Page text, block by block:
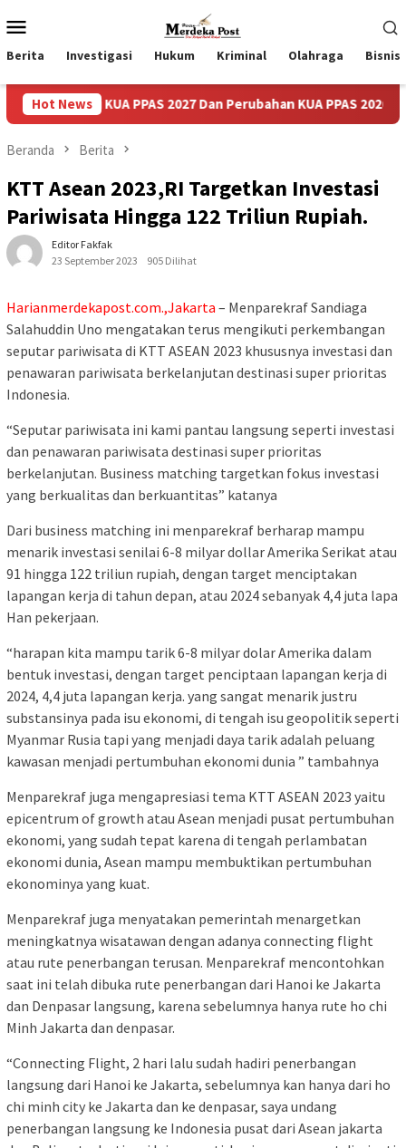
ke
kontenMobile
Berita Investigasi Hukum Kriminal Olahraga Bisnis
Hot News
PPAS 2027 Dan Perubahan KUA PPAS 2026 Pasca
Beranda Berita
KTT Asean 2023,RI Targetkan Investasi
Pariwisata Hingga 122 Triliun Rupiah.
Editor Fakfak
23 September 2023
905 Dilihat
Harianmerdekapost.com.,Jakarta – Menparekraf Sandiaga
Salahuddin Uno mengatakan terus mengikuti perkembangan
seputar pariwisata di KTT ASEAN 2023 khususnya investasi dan
penawaran pariwisata berkelanjutan destinasi super prioritas
Indonesia.
“Seputar pariwisata ini kami pantau langsung seperti investasi
dan penawaran pariwisata destinasi super prioritas
berkelanjutan. Business matching targetkan fokus investasi
yang berkualitas dan berkuantitas” katanya
Dari business matching ini menparekraf berharap mampu
menarik investasi senilai 6-8 milyar dollar Amerika Serikat atau
91 hingga 122 triliun rupiah, dengan target menciptakan
lapangan kerja di tahun depan, atau 2024 sebanyak 4,4 juta lapa
Han pekerjaan.
“harapan kita mampu tarik 6-8 milyar dolar Amerika dalam
bentuk investasi, dengan target penciptaan lapangan kerja di
2024, 4,4 juta lapangan kerja. yang sangat menarik justru
substansinya pada isu ekonomi, di tengah isu geopolitik seperti
Myanmar Rusia tapi yang menjadi daya tarik adalah peluang
kawasan menjadi pertumbuhan ekonomi dunia ” tambahnya
Menparekraf juga mengapresiasi tema KTT ASEAN 2023 yaitu
epicentrum of growth atau Asean menjadi pusat pertumbuhan
ekonomi, yang sudah tepat karena di tengah perlambatan
ekonomi dunia, Asean mampu membuktikan pertumbuhan
ekonominya yang kuat.
Menparekraf juga menyatakan pemerintah menargetkan
meningkatnya wisatawan dengan adanya connecting flight
atau rute penerbangan terusan. Menparekraf mencontohkan
saat ini telah dibuka rute penerbangan dari Hanoi ke Jakarta
dan Denpasar langsung, karena sebelumnya hanya rute ho chi
Minh Jakarta dan denpasar.
“Connecting Flight, 2 hari lalu sudah hadiri penerbangan
langsung dari Hanoi ke Jakarta, sebelumnya kan hanya dari ho
chi minh city ke Jakarta dan ke denpasar, saya undang
penerbangan langsung ke Indonesia pusat dari Asean jakarta